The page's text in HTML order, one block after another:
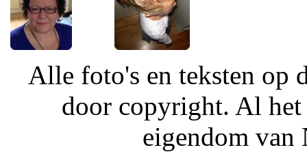
Alle foto's en teksten op
door copyright. Al het
eigendom